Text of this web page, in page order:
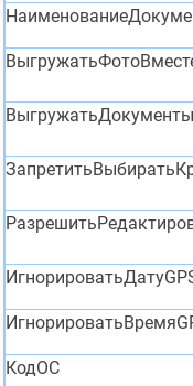
КодОС